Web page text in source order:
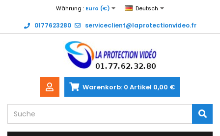
Währung : Euro (€) Deutsch
0177623280 serviceclient@laprotectionvideo.fr
Warenkorb: 0 Artikel 0,00 €